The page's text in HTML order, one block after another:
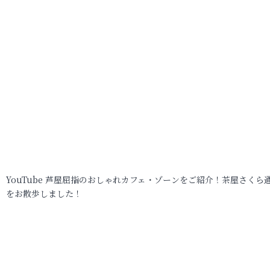
YouTube 芦屋屈指のおしゃれカフェ・ゾーンをご紹介！茶屋さくら
をお散歩しました！